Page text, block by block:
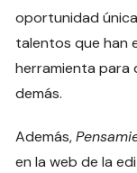
oportunidad
talentos que han
herramienta para
demás.
Además,
en la web de la